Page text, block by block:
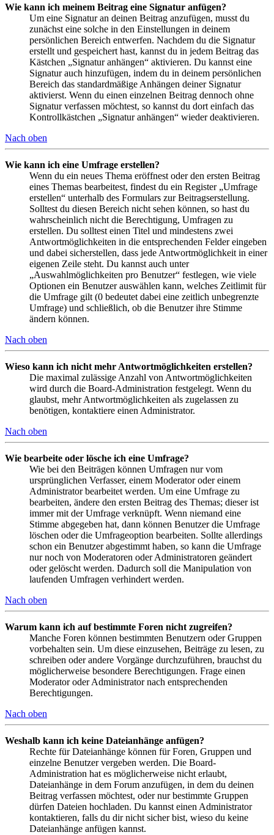
Wie kann ich meinem Beitrag eine Signatur anfügen?
Um eine Signatur an deinen Beitrag anzufügen, musst du
zunächst eine solche in den Einstellungen in deinem
persönlichen Bereich entwerfen. Nachdem du die Signatur
erstellt und gespeichert hast, kannst du in jedem Beitrag das
Kästchen „Signatur anhängen“ aktivieren. Du kannst eine
Signatur auch hinzufügen, indem du in deinem persönlichen
Bereich das standardmäßige Anhängen deiner Signatur
aktivierst. Wenn du einen einzelnen Beitrag dennoch ohne
Signatur verfassen möchtest, so kannst du dort einfach das
Kontrollkästchen „Signatur anhängen“ wieder deaktivieren.
Nach oben
Wie kann ich eine Umfrage erstellen?
Wenn du ein neues Thema eröffnest oder den ersten Beitrag
eines Themas bearbeitest, findest du ein Register „Umfrage
erstellen“ unterhalb des Formulars zur Beitragserstellung.
Solltest du diesen Bereich nicht sehen können, so hast du
wahrscheinlich nicht die Berechtigung, Umfragen zu
erstellen. Du solltest einen Titel und mindestens zwei
Antwortmöglichkeiten in die entsprechenden Felder eingeben
und dabei sicherstellen, dass jede Antwortmöglichkeit in einer
eigenen Zeile steht. Du kannst auch unter
„Auswahlmöglichkeiten pro Benutzer“ festlegen, wie viele
Optionen ein Benutzer auswählen kann, welches Zeitlimit für
die Umfrage gilt (0 bedeutet dabei eine zeitlich unbegrenzte
Umfrage) und schließlich, ob die Benutzer ihre Stimme
ändern können.
Nach oben
Wieso kann ich nicht mehr Antwortmöglichkeiten erstellen?
Die maximal zulässige Anzahl von Antwortmöglichkeiten
wird durch die Board-Administration festgelegt. Wenn du
glaubst, mehr Antwortmöglichkeiten als zugelassen zu
benötigen, kontaktiere einen Administrator.
Nach oben
Wie bearbeite oder lösche ich eine Umfrage?
Wie bei den Beiträgen können Umfragen nur vom
ursprünglichen Verfasser, einem Moderator oder einem
Administrator bearbeitet werden. Um eine Umfrage zu
bearbeiten, ändere den ersten Beitrag des Themas; dieser ist
immer mit der Umfrage verknüpft. Wenn niemand eine
Stimme abgegeben hat, dann können Benutzer die Umfrage
löschen oder die Umfrageoption bearbeiten. Sollte allerdings
schon ein Benutzer abgestimmt haben, so kann die Umfrage
nur noch von Moderatoren oder Administratoren geändert
oder gelöscht werden. Dadurch soll die Manipulation von
laufenden Umfragen verhindert werden.
Nach oben
Warum kann ich auf bestimmte Foren nicht zugreifen?
Manche Foren können bestimmten Benutzern oder Gruppen
vorbehalten sein. Um diese einzusehen, Beiträge zu lesen, zu
schreiben oder andere Vorgänge durchzuführen, brauchst du
möglicherweise besondere Berechtigungen. Frage einen
Moderator oder Administrator nach entsprechenden
Berechtigungen.
Nach oben
Weshalb kann ich keine Dateianhänge anfügen?
Rechte für Dateianhänge können für Foren, Gruppen und
einzelne Benutzer vergeben werden. Die Board-
Administration hat es möglicherweise nicht erlaubt,
Dateianhänge in dem Forum anzufügen, in dem du deinen
Beitrag verfassen möchtest, oder nur bestimmte Gruppen
dürfen Dateien hochladen. Du kannst einen Administrator
kontaktieren, falls du dir nicht sicher bist, wieso du keine
Dateianhänge anfügen kannst.